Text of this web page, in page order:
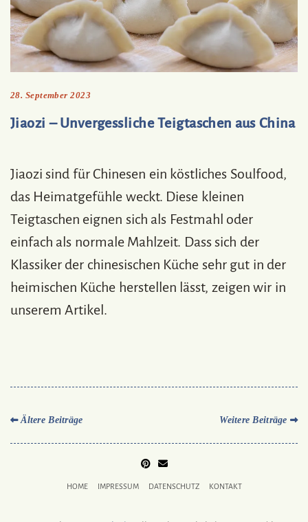
28. September 2023
Jiaozi – Unvergessliche Teigtaschen aus China
Jiaozi sind für Chinesen ein köstliches Soulfood,
das Heimatgefühle weckt. Diese kleinen
Teigtaschen eignen sich als Festmahl oder
einfach als normale Mahlzeit. Dass sich der
Klassiker der chinesischen Küche sehr gut in der
heimischen Küche herstellen lässt, zeigen wir in
unserem Artikel.
Ältere Beiträge Weitere Beiträge
TO
HOME IMPRESSUM DATENSCHUTZ KONTAKT